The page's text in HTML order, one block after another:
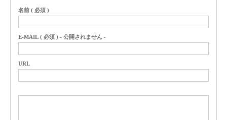
名前 ( 必須 )
E-MAIL ( 必須 ) - 公開されません -
URL